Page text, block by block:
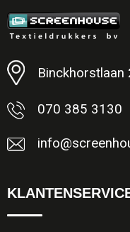
Minimale
Binckhorstlaan
070 385 3130